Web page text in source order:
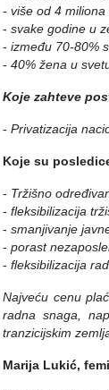
- više od 4
- svake godine u
- između 70-80%
- 40% žena u
Koje zahteve
-Privatizacija
Koje su
- Tržišno
- fleksibilizacija
- smanjivanje
- porast
- fleksibilizacija
Najveću cenu
radna snaga,
tranzicijskim
Marija Lukić,